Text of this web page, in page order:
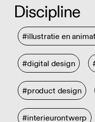
Discipline
#illustratie en
#digital design
#product design
#interieurontwerp